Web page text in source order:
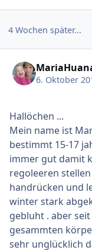
4 Wochen später...
6. Oktober
Hallöchen ...
Mein name ist
bestimmt 15-17
immer gut damit
regoleeren
handrücken und
winter stark
gebluht . aber
gesammten
sehr unglücklich